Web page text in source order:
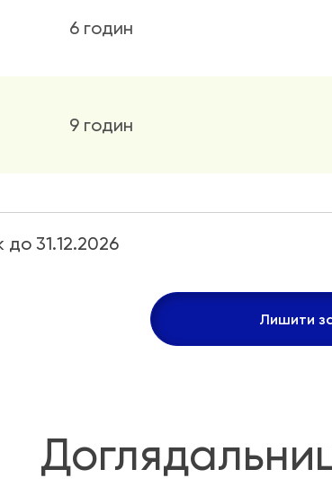
6 годин
9 годин
12 годин день/ніч
до 31.12.2026
Лишити